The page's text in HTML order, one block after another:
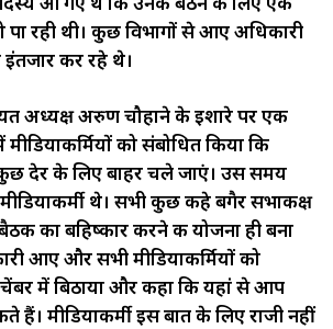
पा रही थी। कुछ विभागों से आए अधिकारी
इंतजार कर रहे थे।
अध्यक्ष अरुण चौहाने के इशारे पर एक
को संबोधित किया कि
कुछ देर के लिए बाहर चले जाएं। उस समय
थे। सभी कुछ कहे बगैर सभाकक्ष
का बहिष्कार करने की योजना ही बना
आए और सभी मीडियाकर्मियों को
में बिठाया और कहा कि यहां से आप
मीडियाकर्मी इस बात के लिए राजी नहीं